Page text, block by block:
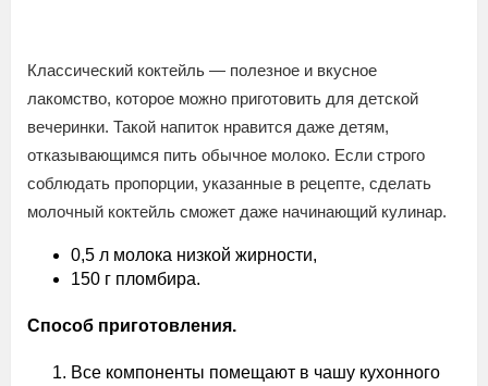
Классический коктейль — полезное и вкусное
лакомство, которое можно приготовить для детской
вечеринки. Такой напиток нравится даже детям,
отказывающимся пить обычное молоко. Если строго
соблюдать пропорции, указанные в рецепте, сделать
молочный коктейль сможет даже начинающий кулинар.
0,5 л молока низкой жирности,
150 г пломбира.
Способ приготовления.
Все компоненты помещают в чашу кухонного